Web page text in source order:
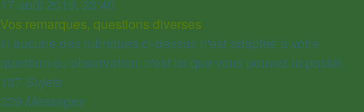
dernier
message
17 août 2019, 23:40
Vos remarques, questions diverses
si aucune des rubriques ci-dessus n'est adaptée à votre
question ou observation, c'est ici que vous pouvez la poster.
137 Sujets
339 Messages